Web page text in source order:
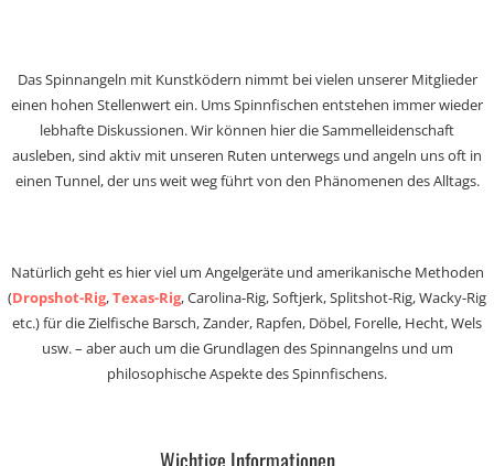
Das Spinnangeln mit Kunstködern nimmt bei vielen unserer Mitglieder
einen hohen Stellenwert ein. Ums Spinnfischen entstehen immer wieder
lebhafte Diskussionen. Wir können hier die Sammelleidenschaft
ausleben, sind aktiv mit unseren Ruten unterwegs und angeln uns oft in
einen Tunnel, der uns weit weg führt von den Phänomenen des Alltags.
Natürlich geht es hier viel um Angelgeräte und amerikanische Methoden
(Dropshot-Rig,Texas-Rig, Carolina-Rig, Softjerk, Splitshot-Rig, Wacky-Rig
etc.) für die Zielfische Barsch, Zander, Rapfen, Döbel, Forelle, Hecht, Wels
usw. – aber auch um die Grundlagen des Spinnangelns und um
philosophische Aspekte des Spinnfischens.